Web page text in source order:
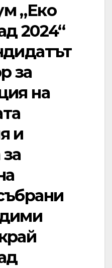
„Еко
2024“
за
на
и